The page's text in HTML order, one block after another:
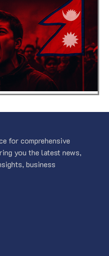
for comprehensive
you the latest news,
business